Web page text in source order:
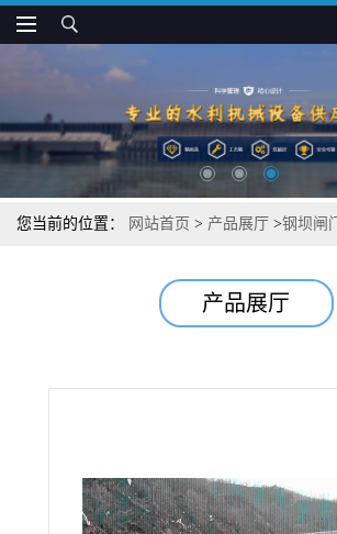
您当前的位置： 网站首页 > 产品展厅 >钢坝闸门
产品展厅